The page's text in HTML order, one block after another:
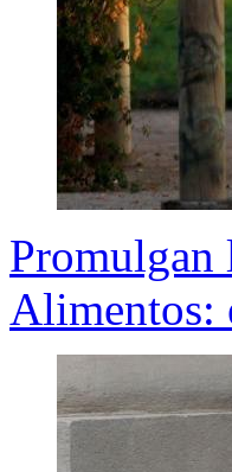
Promulgan
Alimentos: